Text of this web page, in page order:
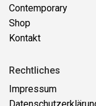
Contemporary
Shop
Kontakt
Rechtliches
Impressum